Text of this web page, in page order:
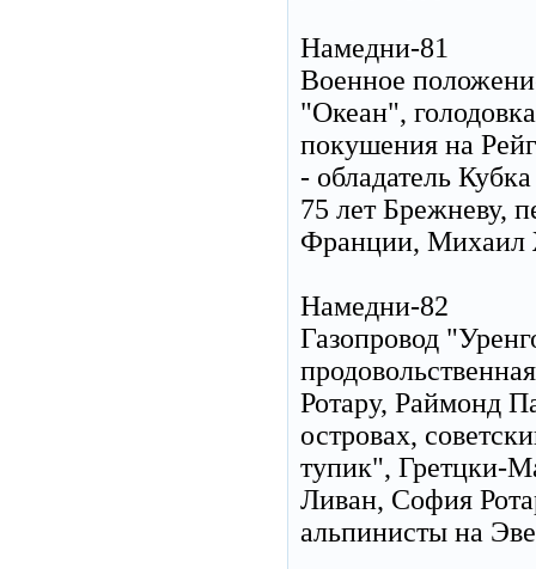
Намедни-81
Военное
"Океан",
покушения на
- обладатель
75 лет Брежневу,
Франции, Михаил
Намедни-82
Газопровод
Ротару, Раймонд
островах,
тупик", Гретцки-
Ливан, София
альпинисты на